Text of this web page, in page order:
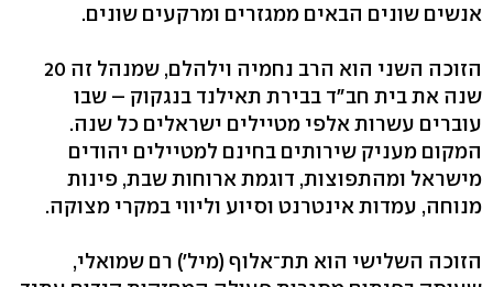
אנשים שונים הבאים ממגזרים ומרקעים שונים.
הזוכה השני הוא הרב נחמיה וילהלם, שמנהל זה 20
שנה את בית חב"ד בבירת תאילנד בנגקוק – שבו
עוברים עשרות אלפי מטיילים ישראלים כל שנה.
המקום מעניק שירותים בחינם למטיילים יהודים
מישראל ומהתפוצות, דוגמת ארוחות שבת, פינות
מנוחה, עמדות אינטרנט וסיוע וליווי במקרי מצוקה.
הזוכה השלישי הוא תת־אלוף (מיל') רם שמואלי,